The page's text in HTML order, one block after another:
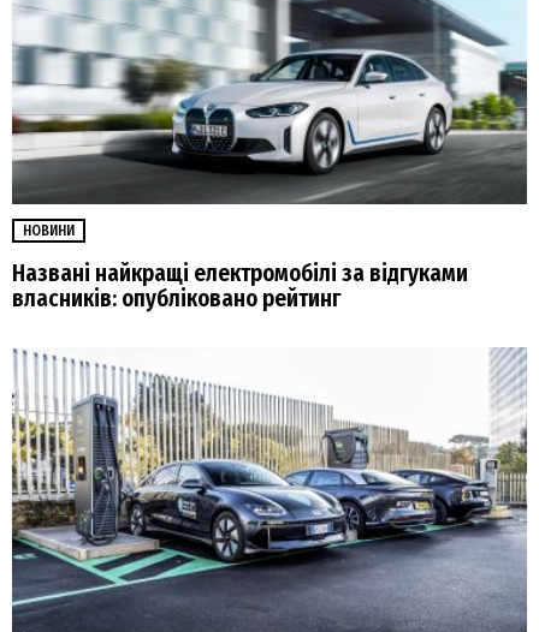
НОВИНИ
Названі найкращі електромобілі за відгуками
власників: опубліковано рейтинг